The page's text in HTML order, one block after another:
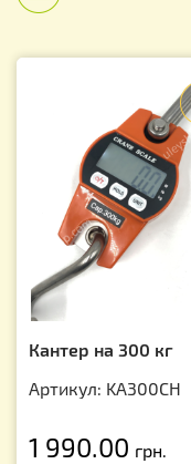
Кантер на 300 кг
Артикул: KA300CH
1 990.00 грн.